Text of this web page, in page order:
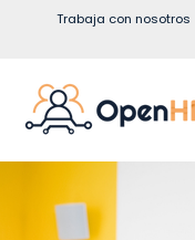
Trabaja con nosotros